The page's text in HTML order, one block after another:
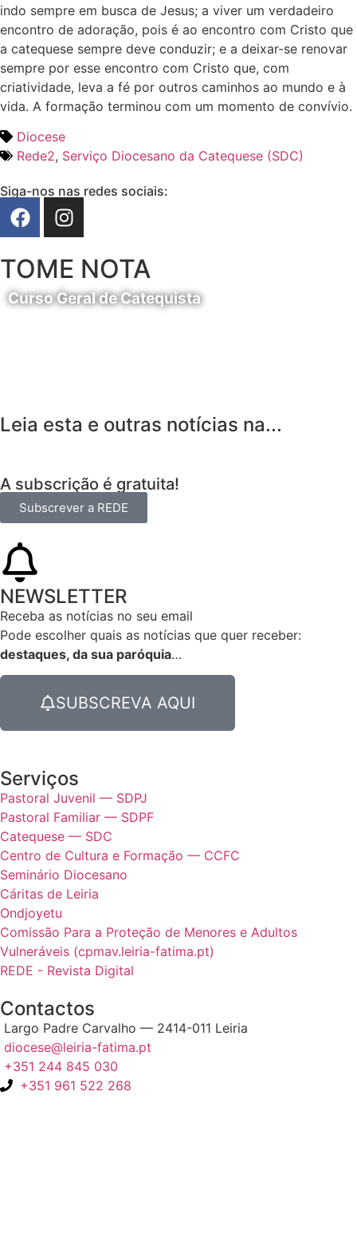
indo sempre em busca de Jesus; a viver um verdadeiro
encontro de adoração, pois é ao encontro com Cristo que
a catequese sempre deve conduzir; e a deixar-se renovar
sempre por esse encontro com Cristo que, com
criatividade, leva a fé por outros caminhos ao mundo e à
vida. A formação terminou com um momento de convívio.
Diocese
Rede2, Serviço Diocesano da Catequese (SDC)
Siga-nos nas redes sociais:
TOME NOTA
Curso Geral de Catequista
Leia esta e outras notícias na...
A subscrição é gratuita!
Subscrever a REDE
NEWSLETTER
Receba as notícias no seu email​
Pode escolher quais as notícias que quer receber:
destaques, da sua paróquia…
SUBSCREVA AQUI
Serviços
Pastoral Juvenil — SDPJ
Pastoral Familiar — SDPF
Catequese — SDC
Centro de Cultura e Formação — CCFC
Seminário Diocesano
Cáritas de Leiria
Ondjoyetu
Comissão Para a Proteção de Menores e Adultos
Vulneráveis (cpmav.leiria-fatima.pt)
REDE - Revista Digital
Contactos
Largo Padre Carvalho — 2414-011 Leiria
diocese@leiria-fatima.pt
+351 244 845 030
+351 961 522 268